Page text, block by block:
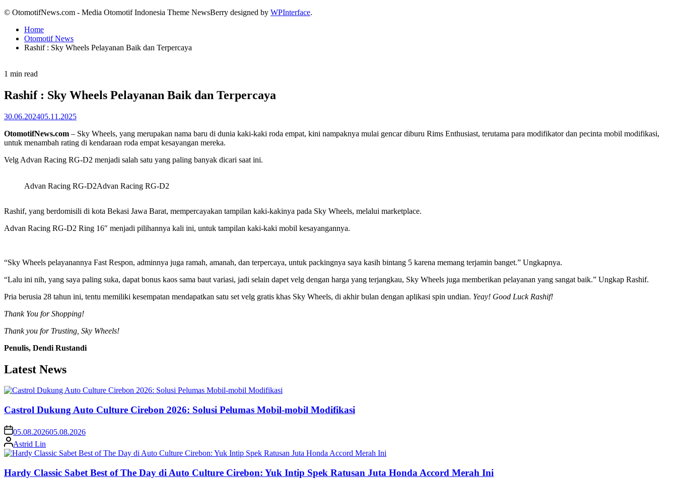
© OtomotifNews.com - Media Otomotif Indonesia Theme NewsBerry designed by WPInterface.
Home
Otomotif News
Rashif : Sky Wheels Pelayanan Baik dan Terpercaya
Estimated
time
1 min read
Rashif : Sky Wheels Pelayanan Baik dan Terpercaya
30.06.202405.11.2025
OtomotifNews.com – Sky Wheels, yang merupakan nama baru di dunia kaki-kaki roda empat, kini nampaknya mulai gencar diburu Rims Enthusiast, terutama para modifikator dan pecinta mobil modifikasi,
untuk menambah rating di kendaraan roda empat kesayangan mereka.
Velg Advan Racing RG-D2 menjadi salah satu yang paling banyak dicari saat ini.
Advan Racing RG-D2Advan Racing RG-D2
Rashif, yang berdomisili di kota Bekasi Jawa Barat, mempercayakan tampilan kaki-kakinya pada Sky Wheels, melalui marketplace.
Advan Racing RG-D2 Ring 16″ menjadi pilihannya kali ini, untuk tampilan kaki-kaki mobil kesayangannya.
“Sky Wheels pelayanannya Fast Respon, adminnya juga ramah, amanah, dan terpercaya, untuk packingnya saya kasih bintang 5 karena memang terjamin banget.” Ungkapnya.
“Lalu ini nih, yang saya paling suka, dapat bonus kaos sama baut variasi, jadi selain dapet velg dengan harga yang terjangkau, Sky Wheels juga memberikan pelayanan yang sangat baik.” Ungkap Rashif.
Pria berusia 28 tahun ini, tentu memiliki kesempatan mendapatkan satu set velg gratis khas Sky Wheels, di akhir bulan dengan aplikasi spin undian. Yeay! Good Luck Rashif!
Thank You for Shopping!
Thank you for Trusting, Sky Wheels!
Penulis, Dendi Rustandi
Latest News
Castrol Dukung Auto Culture Cirebon 2026: Solusi Pelumas Mobil-mobil Modifikasi
05.08.202605.08.2026
Astrid Lin
Hardy Classic Sabet Best of The Day di Auto Culture Cirebon: Yuk Intip Spek Ratusan Juta Honda Accord Merah Ini